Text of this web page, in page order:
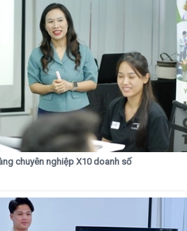
chuyên nghiệp X10 doanh số